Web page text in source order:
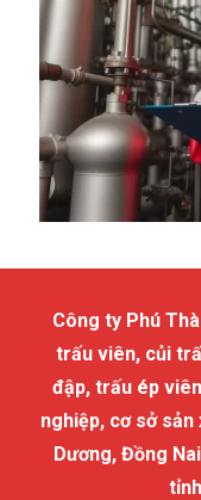
Công ty Phú
trấu viên, củi
đập, trấu ép
nghiệp, cơ sở sản
Dương, Đồng